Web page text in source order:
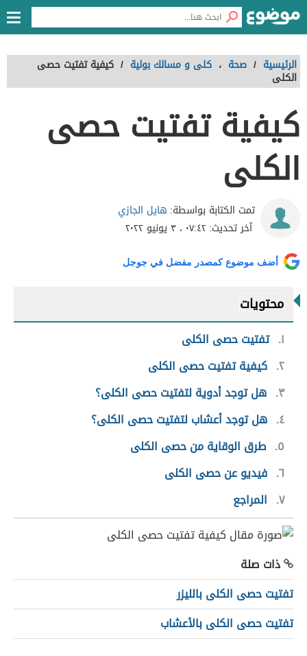
الرئيسية / صحة ، كلى و مسالك بولية / كيفية تفتيت حصى
الكلى
كيفية تفتيت حصى
الكلى
تمت الكتابة بواسطة: هايل الجازي
آخر تحديث:٠٧:٤٢ ، ٣ يونيو ٢٠٢٢
أضف موضوع كمصدر مفضل في جوجل
محتويات
١ تفتيت حصى الكلى
٢ كيفية تفتيت حصى الكلى
٣ هل توجد أدوية لتفتيت حصى الكلى؟
٤ هل توجد أعشاب لتفتيت حصى الكلى؟
٥ طرق الوقاية من حصى الكلى
٦ فيديو عن حصى الكلى
٧ المراجع
ذات صلة
تفتيت حصى الكلى بالليزر
تفتيت حصى الكلى بالأعشاب